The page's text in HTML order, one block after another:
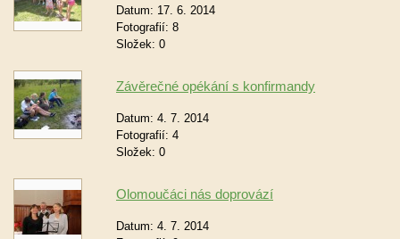
Datum: 17. 6. 2014
Fotografií: 8
Složek: 0
Závěrečné opékání s konfirmandy
Datum: 4. 7. 2014
Fotografií: 4
Složek: 0
Olomoučáci nás doprovází
Datum: 4. 7. 2014